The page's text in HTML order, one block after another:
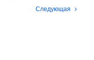
Следующая